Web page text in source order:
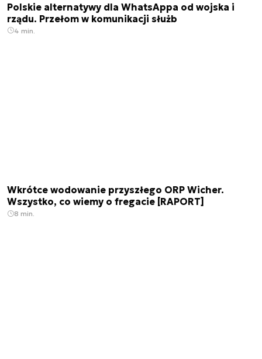
Polskie alternatywy dla WhatsAppa od wojska i
rządu. Przełom w komunikacji służb
4 min.
Wkrótce wodowanie przyszłego ORP Wicher.
Wszystko, co wiemy o fregacie [RAPORT]
8 min.